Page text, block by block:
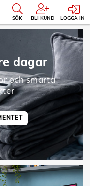
SÖK BLI KUND LOGGA IN
dagar
och smarta